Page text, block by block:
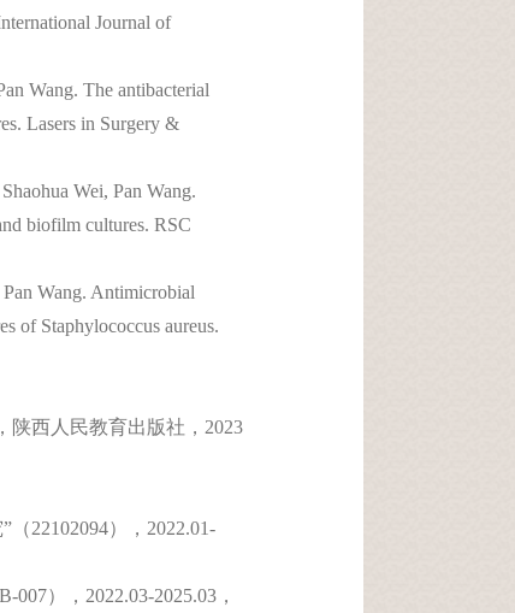
Journal of
Wang. The antibacterial
Lasers in Surgery &
Wei, Pan Wang.
biofilm cultures. RSC
Wang. Antimicrobial
of Staphylococcus aureus.
陕西人民教育出版社，2023
22102094），2022.01-
），2022.03-2025.03，